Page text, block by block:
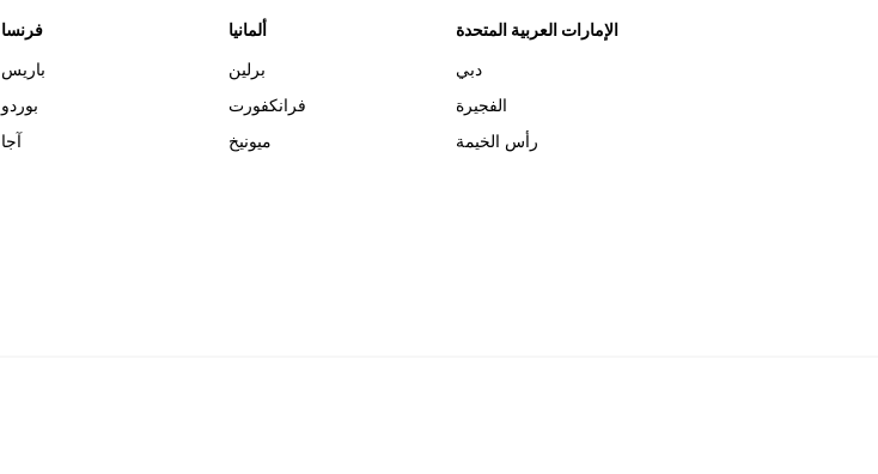
فرنسا
باريس
بوردو
آجا
ألمانيا
برلين
فرانكفورت
ميونيخ
الإمارات العربية المتحدة
دبي
الفجيرة
رأس الخيمة